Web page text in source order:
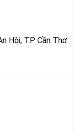
Hội, TP Cần Thơ